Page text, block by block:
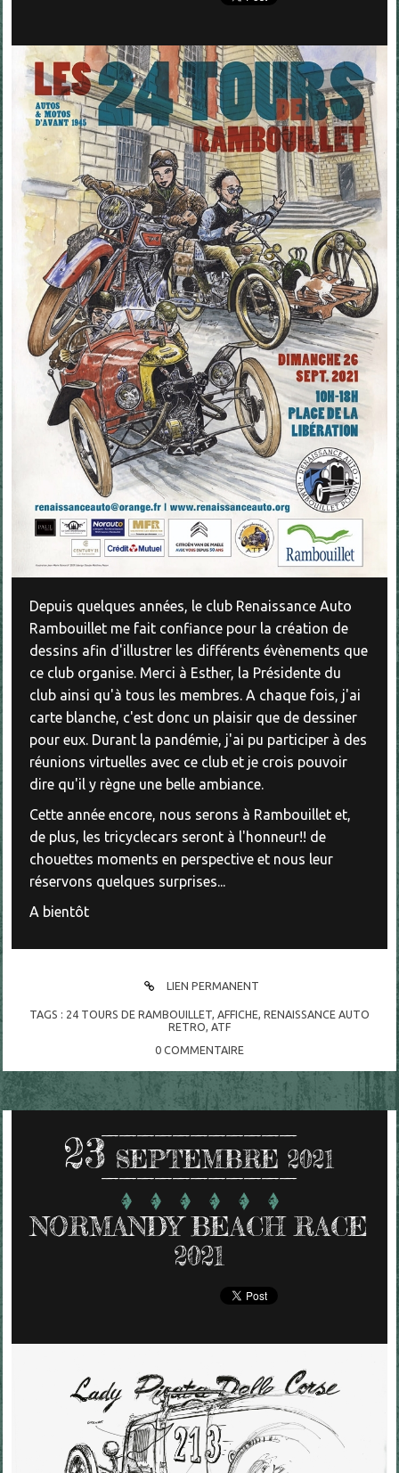
Depuis quelques années, le club Renaissance Auto
Rambouillet me fait confiance pour la création de
dessins afin d'illustrer les différents évènements que
ce club organise. Merci à Esther, la Présidente du
club ainsi qu'à tous les membres. A chaque fois, j'ai
carte blanche, c'est donc un plaisir que de dessiner
pour eux. Durant la pandémie, j'ai pu participer à des
réunions virtuelles avec ce club et je crois pouvoir
dire qu'il y règne une belle ambiance.
Cette année encore, nous serons à Rambouillet et,
de plus, les tricyclecars seront à l'honneur!! de
chouettes moments en perspective et nous leur
réservons quelques surprises...
A bientôt
LIEN PERMANENT
TAGS : 24 TOURS DE RAMBOUILLET, AFFICHE, RENAISSANCE AUTO
RETRO, ATF
0 COMMENTAIRE
23 SEPTEMBRE 2021
NORMANDY BEACH RACE
2021